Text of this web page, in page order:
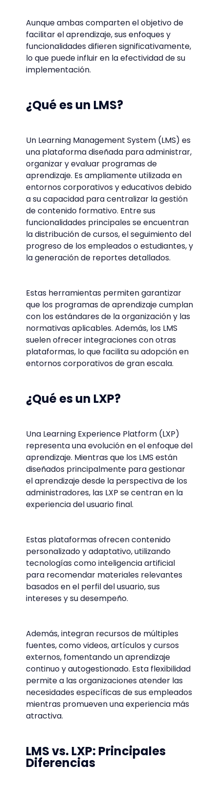
Aunque ambas comparten el objetivo de
facilitar el aprendizaje, sus enfoques y
funcionalidades difieren significativamente,
lo que puede influir en la efectividad de su
implementación.
¿Qué es un LMS?
Un Learning Management System (LMS) es
una plataforma diseñada para administrar,
organizar y evaluar programas de
aprendizaje. Es ampliamente utilizada en
entornos corporativos y educativos debido
a su capacidad para centralizar la gestión
de contenido formativo. Entre sus
funcionalidades principales se encuentran
la distribución de cursos, el seguimiento del
progreso de los empleados o estudiantes, y
la generación de reportes detallados.
Estas herramientas permiten garantizar
que los programas de aprendizaje cumplan
con los estándares de la organización y las
normativas aplicables. Además, los LMS
suelen ofrecer integraciones con otras
plataformas, lo que facilita su adopción en
entornos corporativos de gran escala.
¿Qué es un LXP?
Una Learning Experience Platform (LXP)
representa una evolución en el enfoque del
aprendizaje. Mientras que los LMS están
diseñados principalmente para gestionar
el aprendizaje desde la perspectiva de los
administradores, las LXP se centran en la
experiencia del usuario final.
Estas plataformas ofrecen contenido
personalizado y adaptativo, utilizando
tecnologías como inteligencia artificial
para recomendar materiales relevantes
basados en el perfil del usuario, sus
intereses y su desempeño.
Además, integran recursos de múltiples
fuentes, como videos, artículos y cursos
externos, fomentando un aprendizaje
continuo y autogestionado. Esta flexibilidad
permite a las organizaciones atender las
necesidades específicas de sus empleados
mientras promueven una experiencia más
atractiva.
LMS vs. LXP: Principales
Diferencias